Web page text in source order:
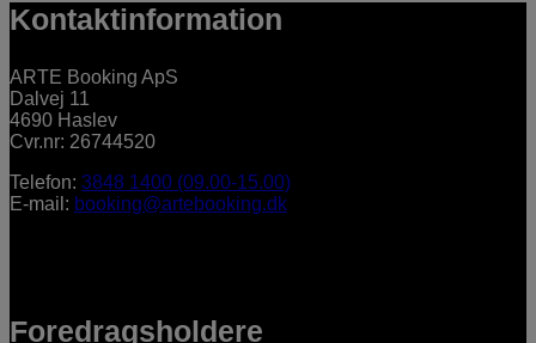
Kontaktinformation
ARTE Booking ApS
Dalvej 11
4690 Haslev
Cvr.nr: 26744520
Telefon: 3848 1400 (09.00-15.00)
E-mail: booking@artebooking.dk
Foredragsholdere